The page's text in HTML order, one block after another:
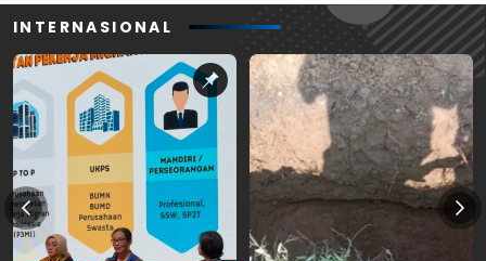
INTERNASIONAL